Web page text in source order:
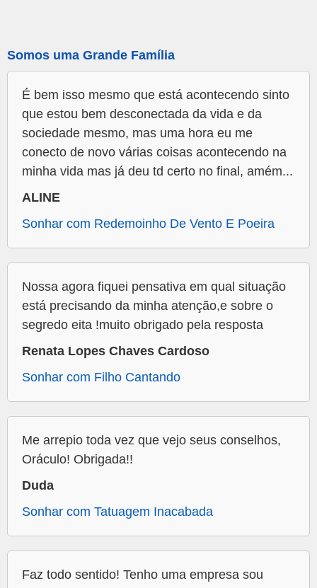
Somos uma Grande Família
É bem isso mesmo que está acontecendo sinto
que estou bem desconectada da vida e da
sociedade mesmo, mas uma hora eu me
conecto de novo várias coisas acontecendo na
minha vida mas já deu td certo no final, amém...
ALINE
Sonhar com Redemoinho De Vento E Poeira
Nossa agora fiquei pensativa em qual situação
está precisando da minha atenção,e sobre o
segredo eita !muito obrigado pela resposta
Renata Lopes Chaves Cardoso
Sonhar com Filho Cantando
Me arrepio toda vez que vejo seus conselhos,
Oráculo! Obrigada!!
Duda
Sonhar com Tatuagem Inacabada
Faz todo sentido! Tenho uma empresa sou